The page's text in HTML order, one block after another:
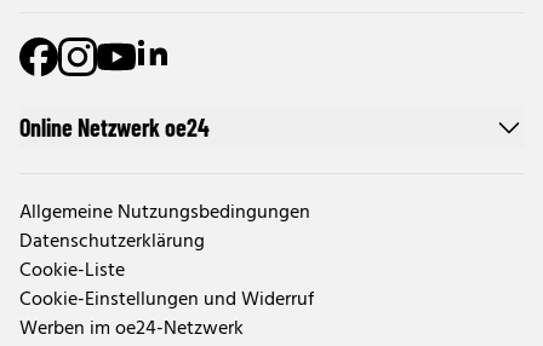
Online Netzwerk oe24
Allgemeine Nutzungsbedingungen
Datenschutzerklärung
Cookie-Liste
Cookie-Einstellungen und Widerruf
Werben im oe24-Netzwerk